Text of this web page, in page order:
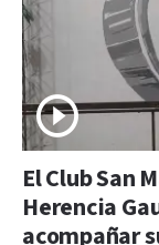
El Club San
Herencia
acompañar